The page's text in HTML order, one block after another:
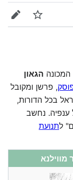
מעקב
המכונה הגאון
, פרשן ומקובל
בכל הדורות,
נחשב
לתנועת